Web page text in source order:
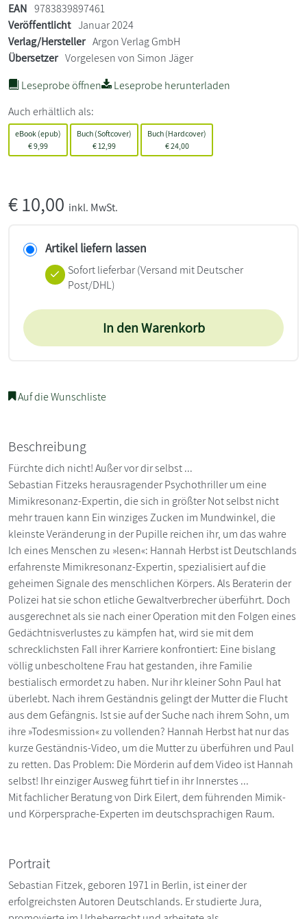
EAN 9783839897461
Veröffentlicht Januar 2024
Verlag/Hersteller Argon Verlag GmbH
Übersetzer Vorgelesen von Simon Jäger
Leseprobe öffnen
Leseprobe herunterladen
Auch erhältlich als:
eBook (epub)
€9,99
Buch (Softcover)
€ 12,99
Buch (Hardcover)
€24,00
€10,00 inkl. MwSt.
Artikel liefern lassen
Sofort lieferbar(Versand mit Deutscher
Post/DHL)
In den Warenkorb
Auf die Wunschliste
Beschreibung
Fürchte dich nicht! Außer vor dir selbst ...
Sebastian Fitzeks herausragender Psychothriller um eine
Mimikresonanz-Expertin, die sich in größter Not selbst nicht
mehr trauen kann Ein winziges Zucken im Mundwinkel, die
kleinste Veränderung in der Pupille reichen ihr, um das wahre
Ich eines Menschen zu »lesen«: Hannah Herbst ist Deutschlands
erfahrenste Mimikresonanz-Expertin, spezialisiert auf die
geheimen Signale des menschlichen Körpers. Als Beraterin der
Polizei hat sie schon etliche Gewaltverbrecher überführt. Doch
ausgerechnet als sie nach einer Operation mit den Folgen eines
Gedächtnisverlustes zu kämpfen hat, wird sie mit dem
schrecklichsten Fall ihrer Karriere konfrontiert: Eine bislang
völlig unbescholtene Frau hat gestanden, ihre Familie
bestialisch ermordet zu haben. Nur ihr kleiner Sohn Paul hat
überlebt. Nach ihrem Geständnis gelingt der Mutter die Flucht
aus dem Gefängnis. Ist sie auf der Suche nach ihrem Sohn, um
ihre »Todesmission« zu vollenden? Hannah Herbst hat nur das
kurze Geständnis-Video, um die Mutter zu überführen und Paul
zu retten. Das Problem: Die Mörderin auf dem Video ist Hannah
selbst! Ihr einziger Ausweg führt tief in ihr Innerstes ...
Mit fachlicher Beratung von Dirk Eilert, dem führenden Mimik-
und Körpersprache-Experten im deutschsprachigen Raum.
Portrait
Sebastian Fitzek, geboren 1971 in Berlin, ist einer der
erfolgreichsten Autoren Deutschlands. Er studierte Jura,